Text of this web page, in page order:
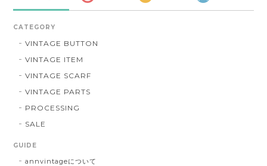
CATEGORY
VINTAGE BUTTON
VINTAGE ITEM
VINTAGE SCARF
VINTAGE PARTS
PROCESSING
SALE
GUIDE
annvintageについて